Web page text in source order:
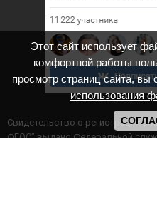
Cвидетельство о регистрации
ФГОС" выдано Федеральной
Этот сайт использует
комфортной работы
просмотр страниц сайта, вы
использования